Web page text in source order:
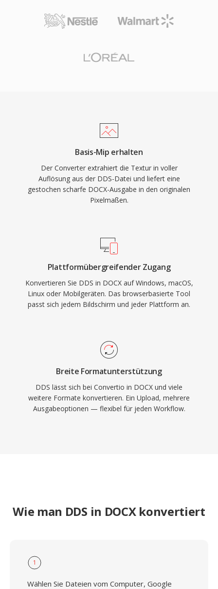
Basis-Mip erhalten
Der Converter extrahiert die Textur in voller
Auflösung aus der DDS-Datei und liefert eine
gestochen scharfe DOCX-Ausgabe in den originalen
Pixelmaßen.
Plattformübergreifender Zugang
Konvertieren Sie DDS in DOCX auf Windows, macOS,
Linux oder Mobilgeräten. Das browserbasierte Tool
passt sich jedem Bildschirm und jeder Plattform an.
Breite Formatunterstützung
DDS lässt sich bei Convertio in DOCX und viele
weitere Formate konvertieren. Ein Upload, mehrere
Ausgabeoptionen — flexibel für jeden Workflow.
Wie man DDS in DOCX konvertiert
1
Wählen Sie Dateien vom Computer, Google